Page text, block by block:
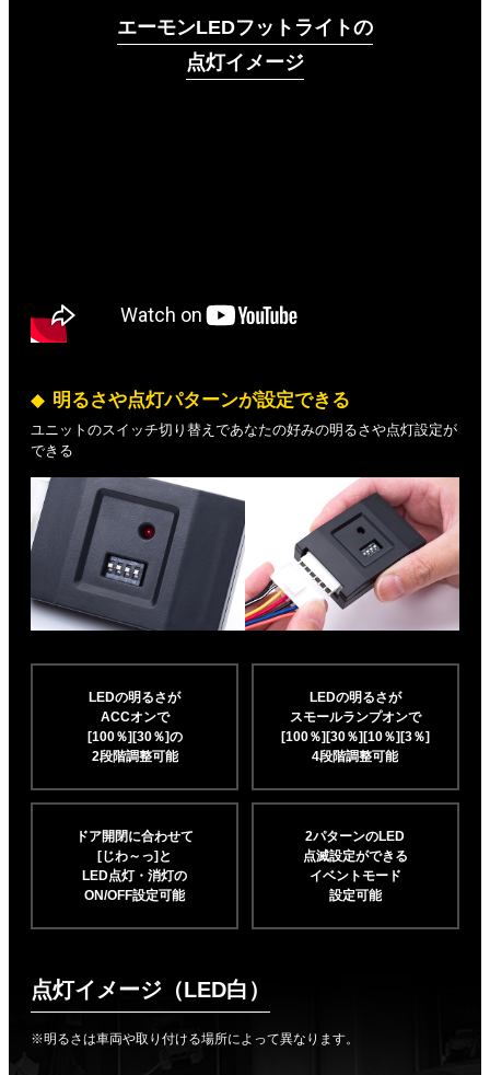
エーモンLEDフットライトの
点灯イメージ
明るさや点灯パターンが設定できる
ユニットのスイッチ切り替えであなたの好みの明るさや点灯設定が
できる
LEDの明るさが
ACCオンで
[100％][30％]の
2段階調整可能
LEDの明るさが
スモールランプオンで
[100％][30％][10％][3％]
4段階調整可能
ドア開閉に合わせて
[じわ～っ]と
LED点灯・消灯の
ON/OFF設定可能
2パターンのLED
点滅設定ができる
イベントモード
設定可能
点灯イメージ（LED白）
※明るさは車両や取り付ける場所によって異なります。